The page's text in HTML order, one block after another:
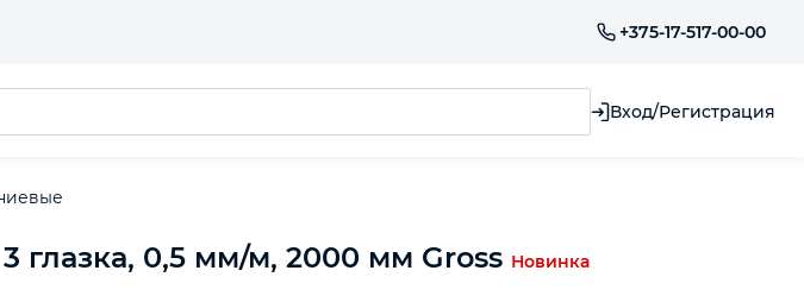
+375-17-517-00-00
Вход/Регистрация
0,5 мм/м, 2000 мм Gross Новинка